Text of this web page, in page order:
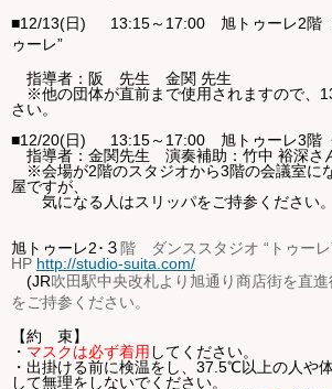
■12/13(日) 13:15～17:00 旭トゥーレ2階
ゥーレ”
指導者：阪 先生 金関 先生
※他の団体が直前まで使用されますので、
さい。
■12/20(日) 13:15～17:00 旭トゥーレ3階
指導者：金関先生 演奏補助：竹中 裕深さ
※会場が2階のスタジオから3階の会議室に
屋ですが、
気になる人はスリッパをご持参ください。
旭トゥーレ2･３ 階 ダンススタジオ “トゥ
HP http://studio-suita.com/
(JR吹田駅中央改札より旭通り商店街を直進
をご持参ください。
【約 束】
・ マスクは必ず着用 してください。
・出掛ける前に検温をし、37.5℃以上の人や
して無理をしないでください。